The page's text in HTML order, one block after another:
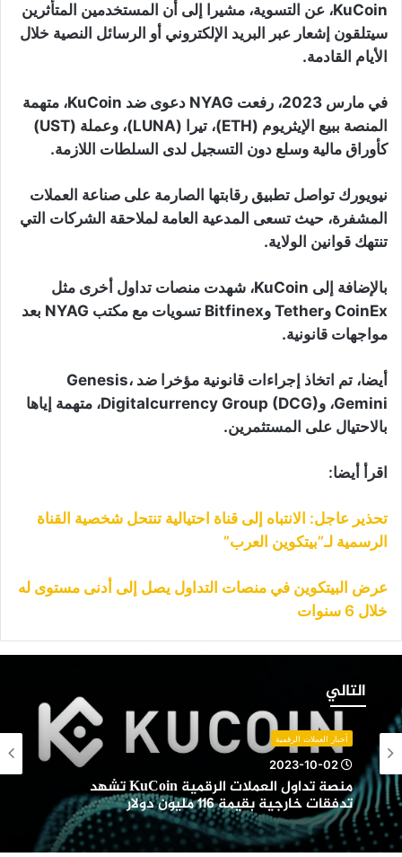
KuCoin، عن التسوية، مشيرا إلى أن المستخدمين المتأثرين
سيتلقون إشعار عبر البريد الإلكتروني أو الرسائل النصية خلال
الأيام القادمة.
في مارس 2023، رفعت NYAG دعوى ضد KuCoin، متهمة
المنصة ببيع الإيثريوم (ETH)، تيرا (LUNA)، وعملة (UST)
كأوراق مالية وسلع دون التسجيل لدى السلطات اللازمة.
نيويورك تواصل تطبيق رقابتها الصارمة على صناعة العملات
المشفرة، حيث تسعى المدعية العامة لملاحقة الشركات التي
تنتهك قوانين الولاية.
بالإضافة إلى KuCoin، شهدت منصات تداول أخرى مثل
CoinEx وTether وBitfinex تسويات مع مكتب NYAG بعد
مواجهات قانونية.
أيضا، تم اتخاذ إجراءات قانونية مؤخرا ضد Genesis،
Gemini، وDigitalcurrency Group (DCG)، متهمة إياها
بالاحتيال على المستثمرين.
اقرأ أيضا:
تحذير عاجل: الانتباه إلى قناة احتيالية تنتحل شخصية القناة
الرسمية لـ”بيتكوين العرب”
عرض البيتكوين في منصات التداول يصل إلى أدنى مستوى له
خلال 6 سنوات
التالي
الرقمية
KuCoin
تشهد
تدفقات
خارجية
بقيمة
116
مليون
أخبار العملات الرقمية
2023-10-02
منصة تداول العملات الرقمية KuCoin تشهد
تدفقات خارجية بقيمة 116 مليون دولار